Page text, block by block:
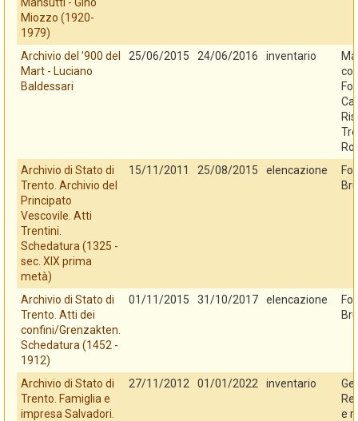
Miozzo (1920-
1979)
Archivio del '900 del
Mart - Luciano
Baldessari
25/06/2015 24/06/2016 inventario
Archivio di Stato di
Trento. Archivio del
Principato
Vescovile. Atti
Trentini.
Schedatura (1325 -
sec. XIX prima
metà)
15/11/2011 25/08/2015 elencazione
Archivio di Stato di
Trento. Atti dei
confini/Grenzakten.
Schedatura (1452 -
1912)
01/11/2015 31/10/2017 elencazione
Archivio di Stato di
Trento. Famiglia e
impresa Salvadori.
27/11/2012 01/01/2022 inventario
e